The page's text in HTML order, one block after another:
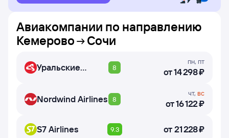
Авиакомпании по направлению
Кемерово
Сочи
Уральские
8
пн, пт
от14 ⁠298 ⁠₽
Nordwind Airlines 8
чт, вс
от16 ⁠122 ⁠₽
S7 Airlines 9.3 от21 ⁠228 ⁠₽